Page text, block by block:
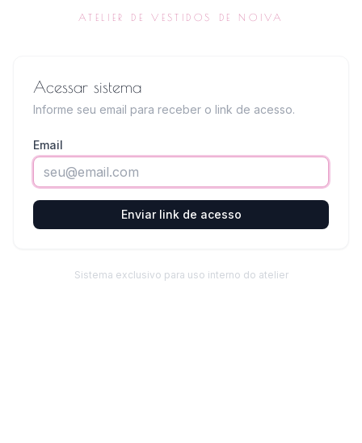
ATELIER DE VESTIDOS DE NOIVA
Acessar sistema
Informe seu email para receber o link de acesso.
Email
Enviar link de acesso
Sistema exclusivo para uso interno do atelier